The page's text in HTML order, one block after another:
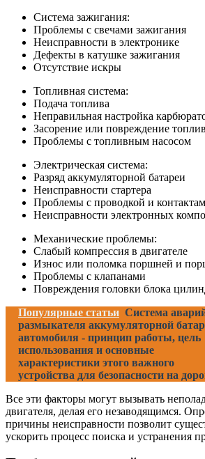
Система зажигания:
Проблемы с свечами зажигания
Неисправности в электронике
Дефекты в катушке зажигания
Отсутствие искры
Топливная система:
Подача топлива
Неправильная настройка
Засорение или повреждение
Проблемы с топливным насосом
Электрическая система:
Разряд аккумуляторной батареи
Неисправности стартера
Проблемы с проводкой и
Неисправности электронных
Механические проблемы:
Слабый компрессия в двигателе
Износ или поломка поршней и
Проблемы с клапанами
Повреждения головки блока
Популярные статьи Система
размыкателя аккумуляторной
автомобиля - принцип работы, цель
использования и основные
характеристики этого важного
устройства для безопасности на
Все эти факторы могут вызывать
двигателя, делая его незаводящимся.
причины неисправности позволит
ускорить процесс поиска и устранения